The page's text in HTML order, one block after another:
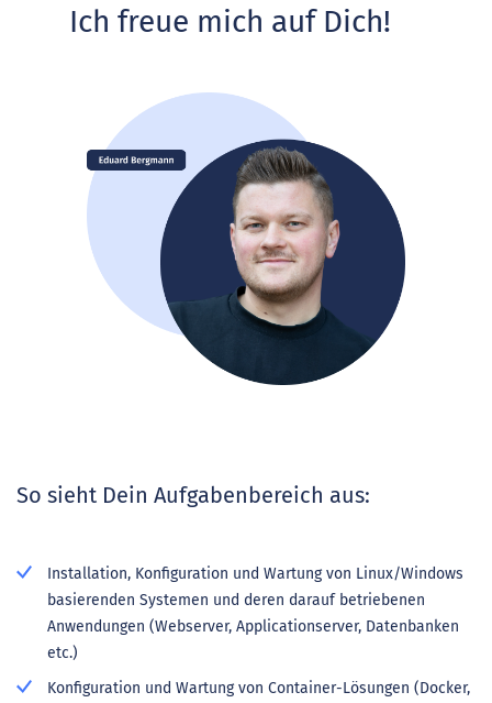
Ich freue mich auf Dich!
So sieht Dein Aufgabenbereich aus:
Installation, Konfiguration und Wartung von Linux/Windows
basierenden Systemen und deren darauf betriebenen
Anwendungen (Webserver, Applicationserver, Datenbanken
etc.)
Konfiguration und Wartung von Container-Lösungen (Docker,